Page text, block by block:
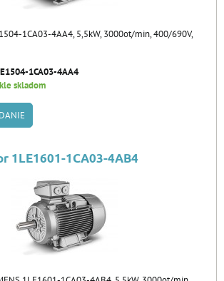
1CA03-4AA4, 5,5kW, 3000ot/min, 400/690V,
1CA03-4AA4
skladom
1LE1601-1CA03-4AB4